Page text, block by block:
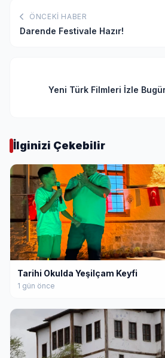
ÖNCEKI HABER
Darende Festivale Hazır!
Yeni Türk Filmleri İzle
İlginizi Çekebilir
Tarihi Okulda Yeşilçam Keyfi
1 gün önce